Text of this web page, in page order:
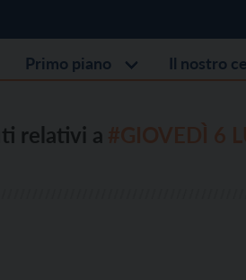
Primo piano Il nostro
relativi a